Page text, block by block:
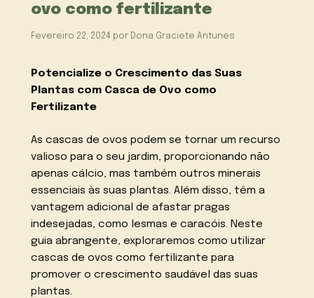
ovo como fertilizante
Fevereiro 22, 2024 por Dona Graciete Antunes
Potencialize o Crescimento das Suas
Plantas com Casca de Ovo como
Fertilizante
As cascas de ovos podem se tornar um recurso
valioso para o seu jardim, proporcionando não
apenas cálcio, mas também outros minerais
essenciais às suas plantas. Além disso, têm a
vantagem adicional de afastar pragas
indesejadas, como lesmas e caracóis. Neste
guia abrangente, exploraremos como utilizar
cascas de ovos como fertilizante para
promover o crescimento saudável das suas
plantas.